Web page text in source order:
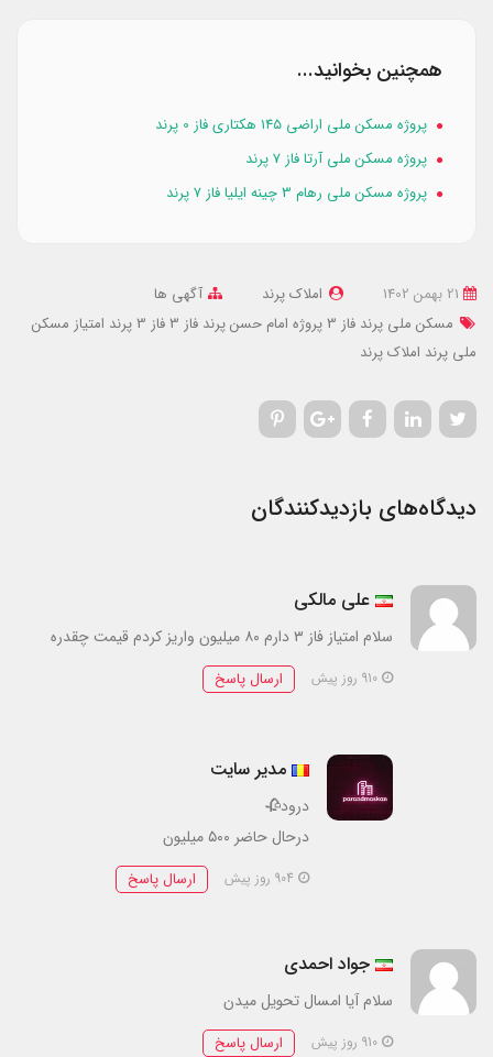
همچنین بخوانید...
پروژه مسکن ملی اراضی ۱۴۵ هکتاری فاز 0 پرند
پروژه مسکن ملی آرتا فاز 7 پرند
پروژه مسکن ملی رهام 3 چینه ایلیا فاز 7 پرند
املاک پرند
آگهی ها
مسکن ملی پرند فاز 3
پروژه امام حسن پرند فاز 3 فاز 3 پرند
امتیاز مسکن
ملی پرند املاک پرند
دیدگاه‌های بازدیدکنندگان
علی مالکی
سلام امتیاز فاز ۳ دارم ۸۰ میلیون واریز کردم قیمت چقدره
ارسال پاسخ
مدیر سایت
درود🥀
درحال حاضر ۵۰۰ میلیون
ارسال پاسخ
جواد احمدی
سلام آیا امسال تحویل میدن
ارسال پاسخ